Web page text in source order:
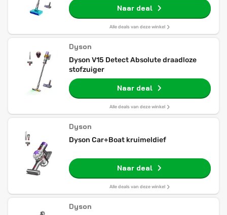
Naar deal
Alle deals van deze winkel
Dyson
Dyson V15 Detect Absolute draadloze
stofzuiger
Naar deal
Alle deals van deze winkel
Dyson
Dyson Car+Boat kruimeldief
Naar deal
Alle deals van deze winkel
Dyson